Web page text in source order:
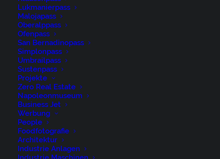
Lukmanierpass
Malojapass
Oberalppass
Ofenpass
San Bernadinopass
Simplonpass
Umbrailpass
Sustenpass
Projekte
Zero Real Estate
Napoleonmuseum
Business Jet
Werbung
People
Foodfotografie
Architektur
Industrie Anlagen
René Niederer Fotografie
Nürigstrasse 4
CH 9107 Urnäsch
Switzerland
Phone: +41 79 262 46 52
niederer@artwiese.ch